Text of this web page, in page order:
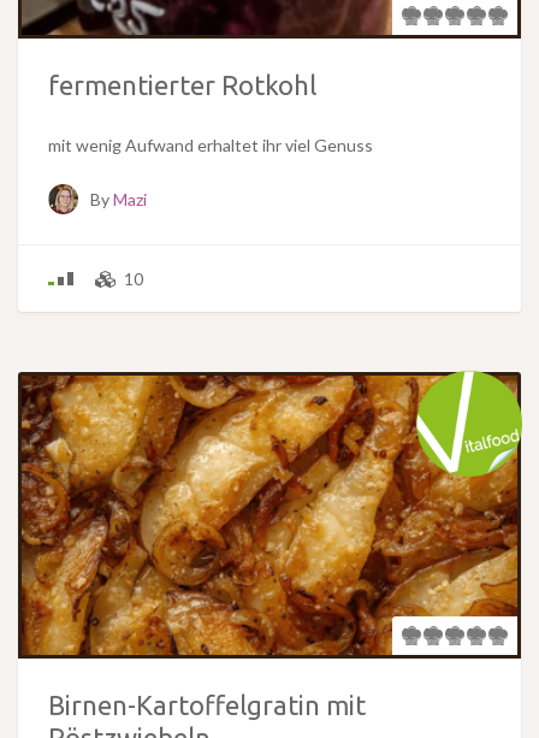
fermentierter Rotkohl
mit wenig Aufwand erhaltet ihr viel Genuss
ByMazi
10
Birnen-Kartoffelgratin mit